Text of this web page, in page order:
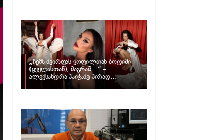
„ჩემს ძვირფას ყოფილთან ბოდიში
(ყველასთან), მაგრამ…“ –
ალექსანდრა პაიჭაძე პირად